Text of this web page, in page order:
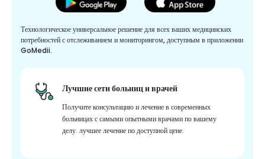
Технологическое универсальное решение для всех ваших медицинских
потребностей с отслеживанием и мониторингом, доступным в приложении
GoMedii.
Лучшие сети больниц и врачей
Получите консультацию и лечение в современных
больницах с самыми опытными врачами по вашему
делу. лучшее лечение по доступной цене.